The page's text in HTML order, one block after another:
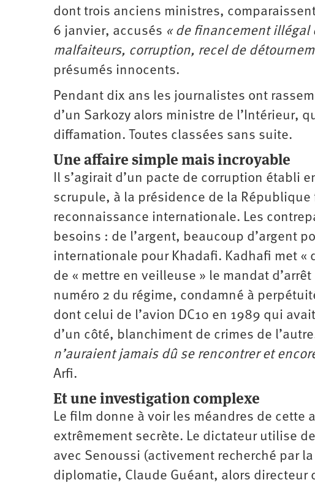
dont trois anciens ministres,
6 janvier, accusés « de financement
malfaiteurs, corruption, recel de
présumés innocents.
Pendant dix ans les journalistes ont
d’un Sarkozy alors ministre de l’Intérieur,
diffamation. Toutes classées sans suite.
Une affaire simple mais incroyable
Il s’agirait d’un pacte de corruption établi
scrupule, à la présidence de la
reconnaissance internationale. Les
besoins : de l’argent, beaucoup d’argent
internationale pour Khadafi. Kadhafi met «
de « mettre en veilleuse » le mandat
numéro 2 du régime, condamné à
dont celui de l’avion DC10 en 1989 qui
d’un côté, blanchiment de crimes de
n’auraient jamais dû se rencontrer et
Arfi.
Et une investigation complexe
Le film donne à voir les méandres de cette
extrêmement secrète. Le dictateur utilise
avec Senoussi (activement recherché par
diplomatie, Claude Guéant, alors